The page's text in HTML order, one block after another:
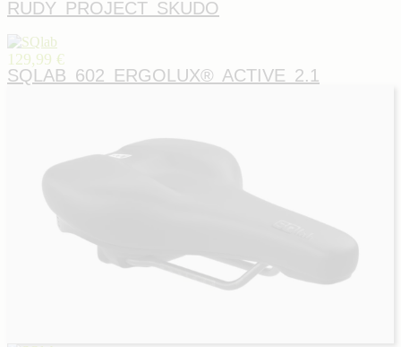
RUDY PROJECT SKUDO
129,99 €
SQLAB 602 ERGOLUX® ACTIVE 2.1